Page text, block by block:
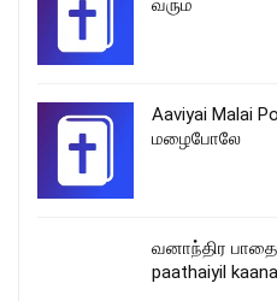
வரும்
Aaviyai Malai
மழைபோலே
வனாந்திர
paathaiyil